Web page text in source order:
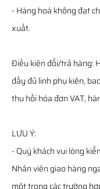
- Hàng hoá không đạt
xuất.
Điều kiện đổi/trả hàng:
đầy đủ linh phụ kiện,
thu hồi hóa đơn VAT,
LƯU Ý:
- Quý khách vui lòng
Nhân viên giao hàng
một trong các trường